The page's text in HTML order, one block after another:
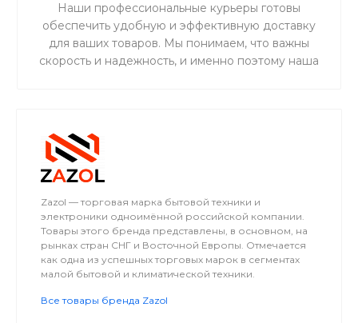
Наши профессиональные курьеры готовы
обеспечить удобную и эффективную доставку
для ваших товаров. Мы понимаем, что важны
скорость и надежность, и именно поэтому наша
Zazol — торговая марка бытовой техники и
электроники одноимённой российской компании.
Товары этого бренда представлены, в основном, на
рынках стран СНГ и Восточной Европы. Отмечается
как одна из успешных торговых марок в сегментах
малой бытовой и климатической техники.
Все товары бренда Zazol